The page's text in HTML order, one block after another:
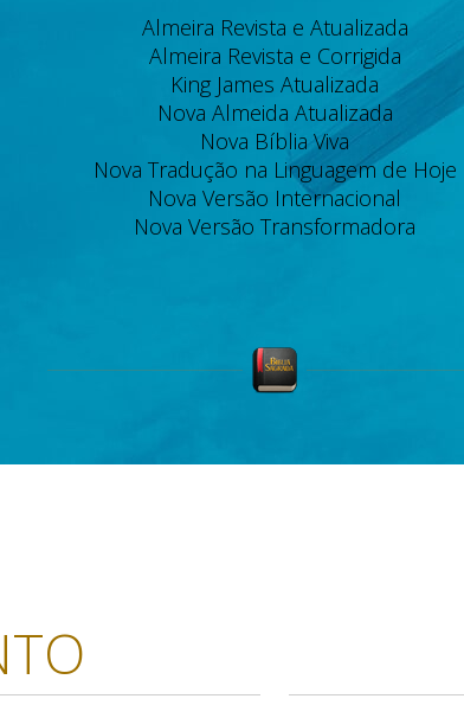
Almeira Revista e Atualizada
Almeira Revista e Corrigida
King James Atualizada
Nova Almeida Atualizada
Nova Bíblia Viva
Nova Tradução na Linguagem de Hoje
Nova Versão Internacional
Nova Versão Transformadora